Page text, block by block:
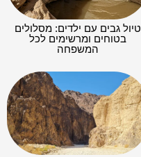
טיול גבים עם ילדים: מסלולים
בטוחים ומרשימים לכל
המשפחה